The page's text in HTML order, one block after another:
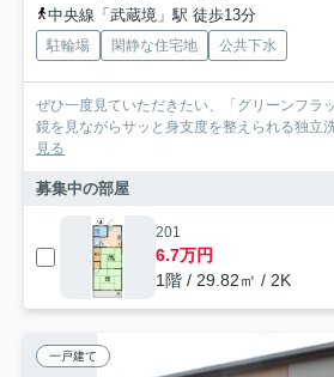
中央線「武蔵境」駅 徒歩13分
駐輪場 閑静な住宅地 公共下水
ぜひ一度見ていただきたい、「グリーンフラ
鏡を見ながらサッと身支度を整えられる独立
見る
募集中の部屋
201
6.7万円
1階 / 29.82㎡ / 2K
一戸建て